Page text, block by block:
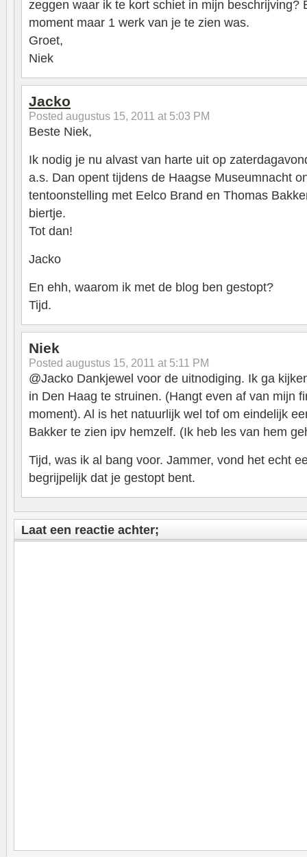
zeggen waar ik te kort schiet in mijn beschrijving?
moment maar 1 werk van je te zien was.
Groet,
Niek
Jacko
Posted augustus 15, 2011 at 5:03 PM
Beste Niek,
Ik nodig je nu alvast van harte uit op
a.s. Dan opent tijdens de Haagse Museumnacht
tentoonstelling met Eelco Brand en Thomas
biertje.
Tot dan!
Jacko
En ehh, waarom ik met de blog ben gestopt?
Tijd.
Niek
Posted augustus 15, 2011 at 5:11 PM
@Jacko Dankjewel voor de uitnodiging. Ik ga
in Den Haag te struinen. (Hangt even af van mijn
moment). Al is het natuurlijk wel tof om eindelijk
Bakker te zien ipv hemzelf. (Ik heb les van hem
Tijd, was ik al bang voor. Jammer, vond het echt
begrijpelijk dat je gestopt bent.
Laat een reactie achter;